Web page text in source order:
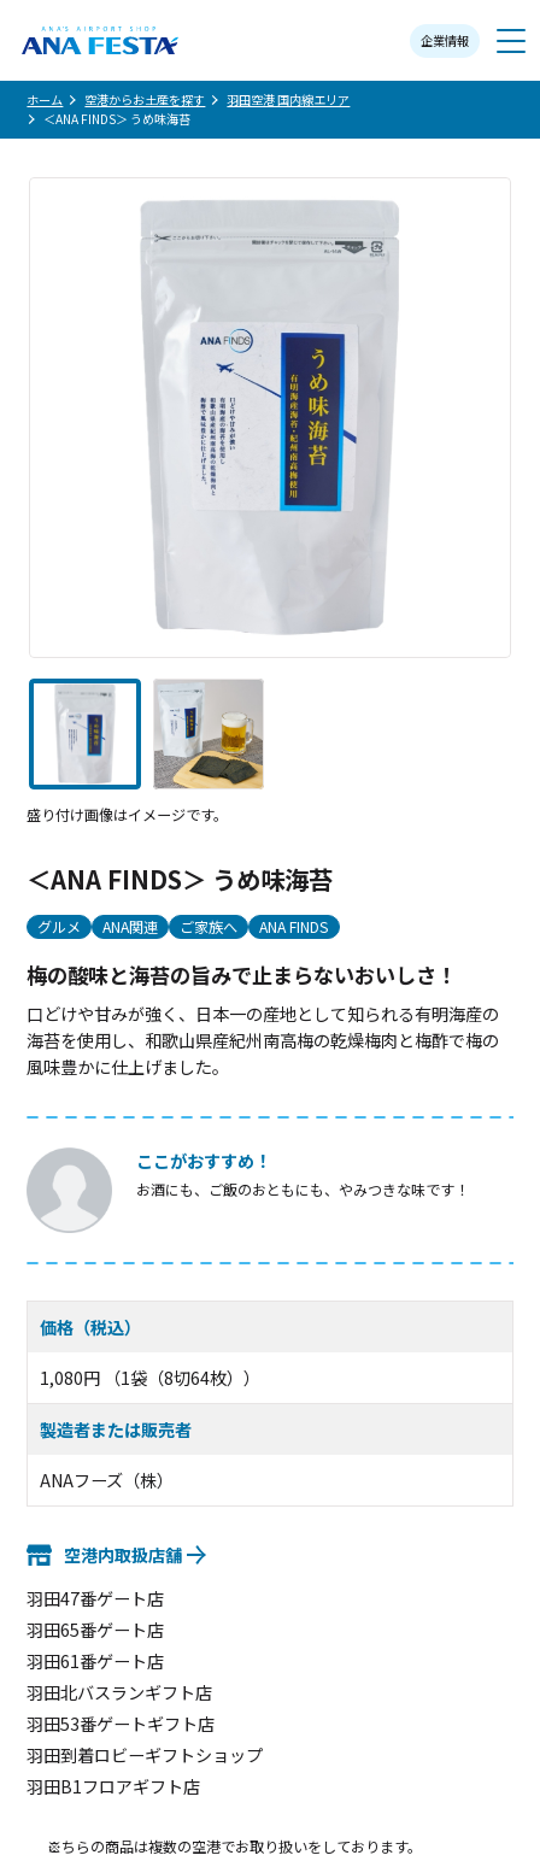
企業情報
メニュー
ホーム 空港からお土産を探す
羽田空港 国内線エリア
＜ANA FINDS＞ うめ味海苔
盛り付け画像はイメージです。
＜ANA FINDS＞ うめ味海苔
グルメ ANA関連 ご家族へ ANA FINDS
梅の酸味と海苔の旨みで止まらないおいしさ！
口どけや甘みが強く、日本一の産地として知られる有明海産の
海苔を使用し、和歌山県産紀州南高梅の乾燥梅肉と梅酢で梅の
風味豊かに仕上げました。
ここがおすすめ！
お酒にも、ご飯のおともにも、やみつきな味です！
価格（税込）
1,080円 （1袋（8切64枚））
製造者または販売者
ANAフーズ（株）
空港内取扱店舗
羽田47番ゲート店
羽田65番ゲート店
羽田61番ゲート店
羽田北バスランギフト店
羽田53番ゲートギフト店
羽田到着ロビーギフトショップ
羽田B1フロアギフト店
こちらの商品は複数の空港でお取り扱いをしております。